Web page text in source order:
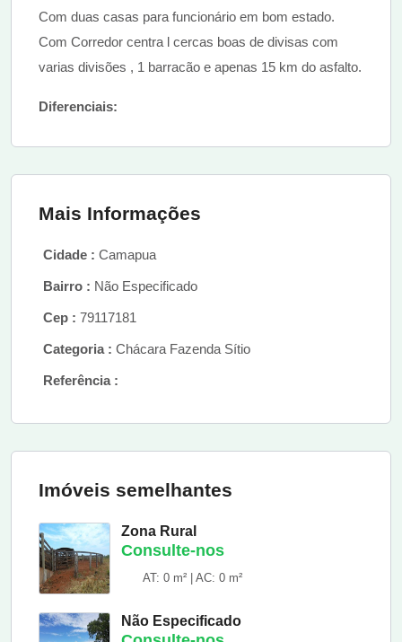
Com duas casas para funcionário em bom estado.
Com Corredor centra l cercas boas de divisas com
varias divisões , 1 barracão e apenas 15 km do asfalto.
Diferenciais:
Mais Informações
Cidade : Camapua
Bairro : Não Especificado
Cep : 79117181
Categoria : Chácara Fazenda Sítio
Referência :
Imóveis semelhantes
Zona Rural
Consulte-nos
AT: 0 m² | AC: 0 m²
Não Especificado